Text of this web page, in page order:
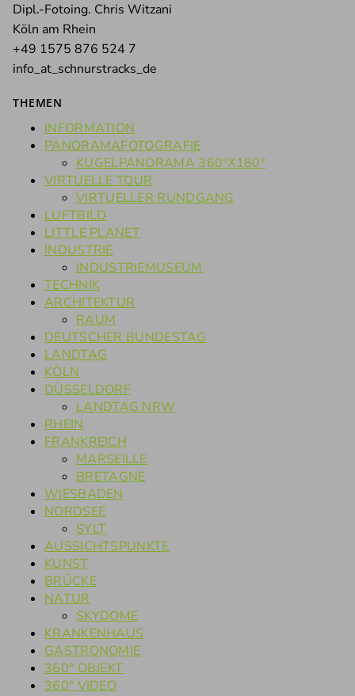
Dipl.-Fotoing. Chris Witzani
Köln am Rhein
+49 1575 876 524 7
info_at_schnurstracks_de
THEMEN
INFORMATION
PANORAMAFOTOGRAFIE
KUGELPANORAMA 360°X180°
VIRTUELLE TOUR
VIRTUELLER RUNDGANG
LUFTBILD
LITTLE PLANET
INDUSTRIE
INDUSTRIEMUSEUM
TECHNIK
ARCHITEKTUR
RAUM
DEUTSCHER BUNDESTAG
LANDTAG
KÖLN
DÜSSELDORF
LANDTAG NRW
RHEIN
FRANKREICH
MARSEILLE
BRETAGNE
WIESBADEN
NORDSEE
SYLT
AUSSICHTSPUNKTE
KUNST
BRÜCKE
NATUR
SKYDOME
KRANKENHAUS
GASTRONOMIE
360° OBJEKT
360° VIDEO